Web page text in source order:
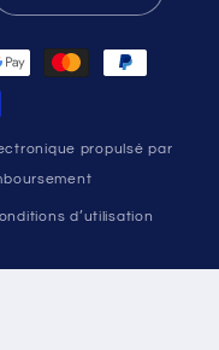
propulsé par
d’utilisation